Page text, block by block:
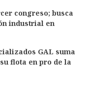
congreso; busca
industrial en
GAL suma
flota en pro de la